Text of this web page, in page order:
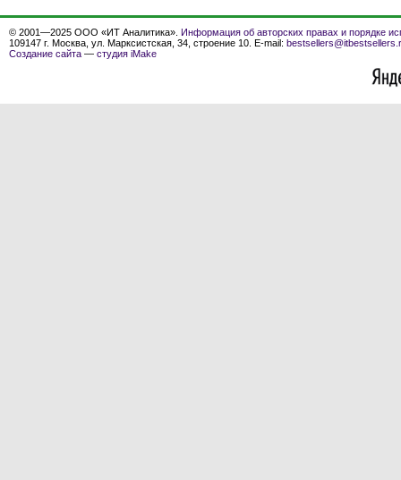
© 2001—2025 ООО «ИТ Аналитика». Информация об авторских правах и порядке
109147 г. Москва, ул. Марксистская, 34, строение 10. E-mail:
Создание сайта — студия iMake